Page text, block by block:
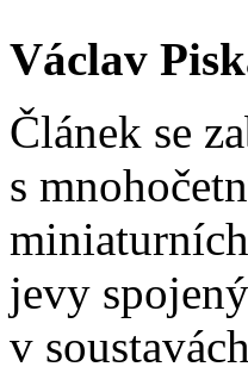
Václav
Článek se
s
jevy
v